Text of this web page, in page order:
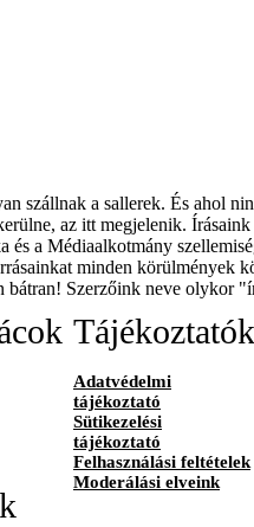
szállnak a sallerek. És ahol
az itt megjelenik. Írásaink
és a Médiaalkotmány
minden körülmények
bátran! Szerzőink neve olykor
Tájékoztatók
Adatvédelmi
tájékoztató
Sütikezelési
tájékoztató
Felhasználási feltételek
Moderálási elveink